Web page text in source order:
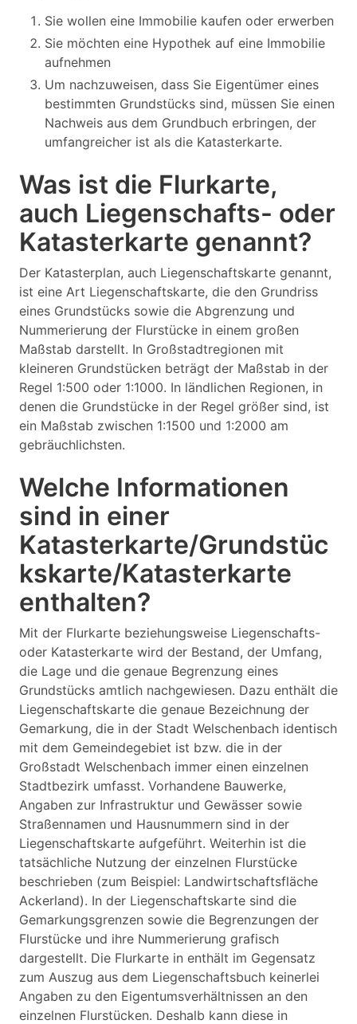
Sie wollen eine Immobilie kaufen oder erwerben
Sie möchten eine Hypothek auf eine Immobilie
aufnehmen
Um nachzuweisen, dass Sie Eigentümer eines
bestimmten Grundstücks sind, müssen Sie einen
Nachweis aus dem Grundbuch erbringen, der
umfangreicher ist als die Katasterkarte.
Was ist die Flurkarte,
auch Liegenschafts- oder
Katasterkarte genannt?
Der Katasterplan, auch Liegenschaftskarte genannt,
ist eine Art Liegenschaftskarte, die den Grundriss
eines Grundstücks sowie die Abgrenzung und
Nummerierung der Flurstücke in einem großen
Maßstab darstellt. In Großstadtregionen mit
kleineren Grundstücken beträgt der Maßstab in der
Regel 1:500 oder 1:1000. In ländlichen Regionen, in
denen die Grundstücke in der Regel größer sind, ist
ein Maßstab zwischen 1:1500 und 1:2000 am
gebräuchlichsten.
Welche Informationen
sind in einer
Katasterkarte/Grundstüc
kskarte/Katasterkarte
enthalten?
Mit der Flurkarte beziehungsweise Liegenschafts-
oder Katasterkarte wird der Bestand, der Umfang,
die Lage und die genaue Begrenzung eines
Grundstücks amtlich nachgewiesen. Dazu enthält die
Liegenschaftskarte die genaue Bezeichnung der
Gemarkung, die in der Stadt Welschenbach identisch
mit dem Gemeindegebiet ist bzw. die in der
Großstadt Welschenbach immer einen einzelnen
Stadtbezirk umfasst. Vorhandene Bauwerke,
Angaben zur Infrastruktur und Gewässer sowie
Straßennamen und Hausnummern sind in der
Liegenschaftskarte aufgeführt. Weiterhin ist die
tatsächliche Nutzung der einzelnen Flurstücke
beschrieben (zum Beispiel: Landwirtschaftsfläche
Ackerland). In der Liegenschaftskarte sind die
Gemarkungsgrenzen sowie die Begrenzungen der
Flurstücke und ihre Nummerierung grafisch
dargestellt. Die Flurkarte in enthält im Gegensatz
zum Auszug aus dem Liegenschaftsbuch keinerlei
Angaben zu den Eigentumsverhältnissen an den
einzelnen Flurstücken. Deshalb kann diese in